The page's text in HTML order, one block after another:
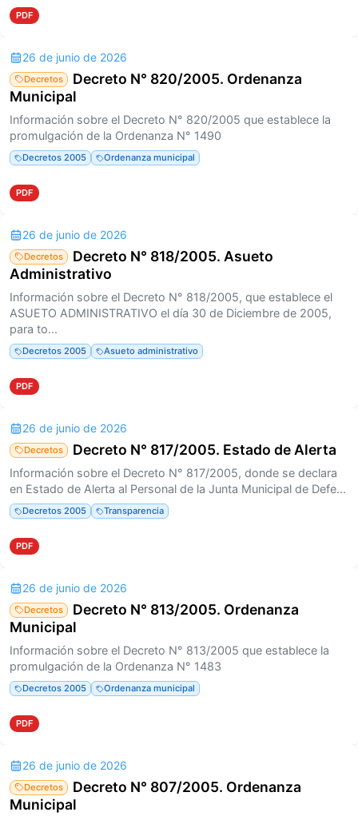
PDF
26 de junio de 2026
Decretos
Decreto N° 820/2005. Ordenanza
Municipal
Información sobre el Decreto N° 820/2005 que establece la
promulgación de la Ordenanza N° 1490
Decretos 2005 Ordenanza municipal
PDF
26 de junio de 2026
Decretos
Decreto N° 818/2005. Asueto
Administrativo
Información sobre el Decreto N° 818/2005, que establece el
ASUETO ADMINISTRATIVO el día 30 de Diciembre de 2005,
para to...
Decretos 2005 Asueto administrativo
PDF
26 de junio de 2026
Decretos Decreto N° 817/2005. Estado de Alerta
Información sobre el Decreto N° 817/2005, donde se declara
en Estado de Alerta al Personal de la Junta Municipal de Defe...
Decretos 2005 Transparencia
PDF
26 de junio de 2026
Decretos
Decreto N° 813/2005. Ordenanza
Municipal
Información sobre el Decreto N° 813/2005 que establece la
promulgación de la Ordenanza N° 1483
Decretos 2005 Ordenanza municipal
PDF
26 de junio de 2026
Decretos
Decreto N° 807/2005. Ordenanza
Municipal